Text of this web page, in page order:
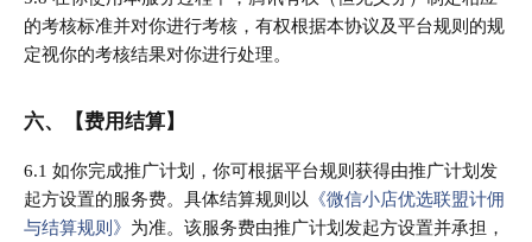
的考核标准并对你进行考核，有权根据本协议及平台规则的规
定视你的考核结果对你进行处理。
六、【费用结算】
6.1 如你完成推广计划，你可根据平台规则获得由推广计划发
起方设置的服务费。具体结算规则以
《微信小店优选联盟计佣
与结算规则》 为准。该服务费由推广计划发起方设置并承担 ，